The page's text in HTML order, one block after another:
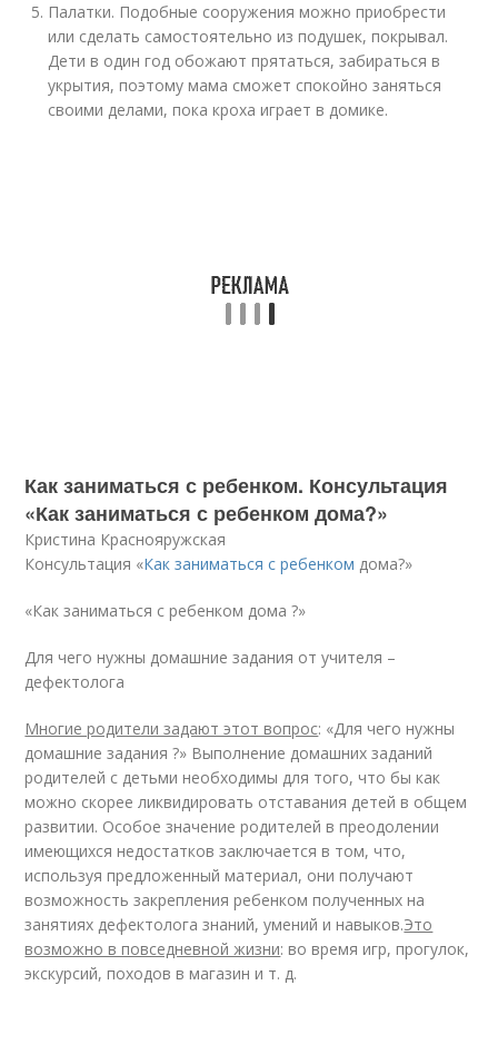
Палатки. Подобные сооружения можно приобрести
или сделать самостоятельно из подушек, покрывал.
Дети в один год обожают прятаться, забираться в
укрытия, поэтому мама сможет спокойно заняться
своими делами, пока кроха играет в домике.
Как заниматься с ребенком. Консультация
«Как заниматься с ребенком дома?»
Кристина Краснояружская
Консультация «Как заниматься с ребенком дома?»
«Как заниматься с ребенком дома ?»
Для чего нужны домашние задания от учителя –
дефектолога
Многие родители задают этот вопрос: «Для чего нужны
домашние задания ?» Выполнение домашних заданий
родителей с детьми необходимы для того, что бы как
можно скорее ликвидировать отставания детей в общем
развитии. Особое значение родителей в преодолении
имеющихся недостатков заключается в том, что,
используя предложенный материал, они получают
возможность закрепления ребенком полученных на
занятиях дефектолога знаний, умений и навыков.Это
возможно в повседневной жизни: во время игр, прогулок,
экскурсий, походов в магазин и т. д.